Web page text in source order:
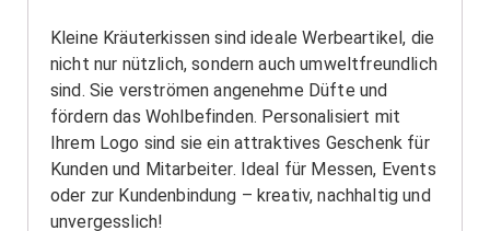
Kleine Kräuterkissen sind ideale Werbeartikel, die
nicht nur nützlich, sondern auch umweltfreundlich
sind. Sie verströmen angenehme Düfte und
fördern das Wohlbefinden. Personalisiert mit
Ihrem Logo sind sie ein attraktives Geschenk für
Kunden und Mitarbeiter. Ideal für Messen, Events
oder zur Kundenbindung – kreativ, nachhaltig und
unvergesslich!